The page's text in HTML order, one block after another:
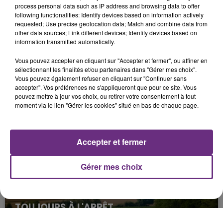
deux ans, de « guichets de suivi des victimes » dans
plusieurs départements devra toutefois repasser par
Sénatavant adoption définitive.
FIL D'ACTU
process personal data such as IP address and browsing data to offer
following functionalities: Identify devices based on information actively
requested; Use precise geolocation data; Match and combine data from
other data sources; Link different devices; Identify devices based on
information transmitted automatically.
Vous pouvez accepter en cliquant sur "Accepter et fermer", ou affiner en
sélectionnant les finalités et/ou partenaires dans "Gérer mes choix".
Vous pouvez également refuser en cliquant sur "Continuer sans
accepter". Vos préférences ne s'appliqueront que pour ce site. Vous
pouvez mettre à jour vos choix, ou retirer votre consentement à tout
moment via le lien "Gérer les cookies" situé en bas de chaque page.
Gérer mes choix
Accepter et fermer